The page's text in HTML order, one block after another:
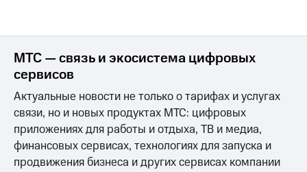
МТС — связь и экосистема цифровых
сервисов
Актуальные новости не только о тарифах и услугах
связи, но и новых продуктах МТС: цифровых
приложениях для работы и отдыха, ТВ и медиа,
финансовых сервисах, технологиях для запуска и
продвижения бизнеса и других сервисах компании